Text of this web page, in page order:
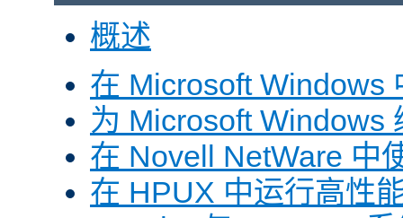
概述
在 Microsoft Windows
为 Microsoft Windows
在 Novell NetWare 中
在 HPUX 中运行高性